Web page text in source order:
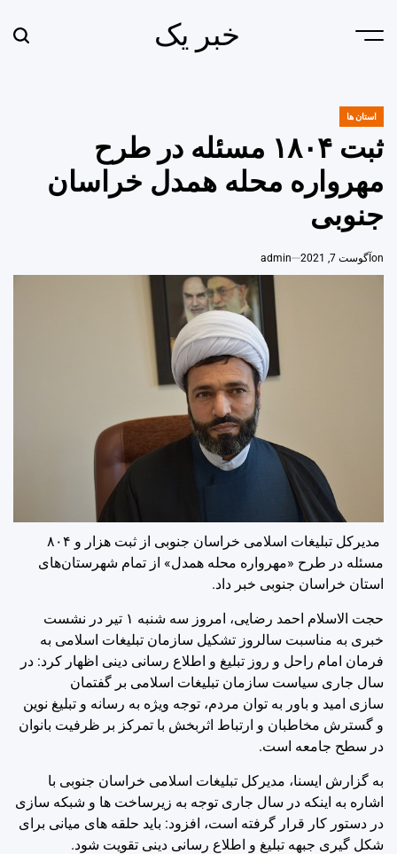
Menu خبر یک
POSTED
استان ها
ثبت ۱۸۰۴ مسئله در طرح
مهرواره محله همدل خراسان‌
جنوبی
on آگوست 7, 2021 admin
مدیرکل تبلیغات اسلامی خراسان جنوبی از ثبت هزار و ۸۰۴
مسئله در طرح «مهرواره محله همدل» از تمام شهرستان‌های
استان خراسان جنوبی خبر داد.
حجت الاسلام احمد رضایی، امروز سه شنبه ۱ تیر در نشست
خبری به مناسبت سالروز تشکیل سازمان تبلیغات اسلامی به
فرمان امام راحل و روز تبلیغ و اطلاع رسانی دینی اظهار کرد: در
سال جاری سیاست سازمان تبلیغات اسلامی بر گفتمان
سازی امید و باور به توان مردم، توجه ویژه به رسانه و تبلیغ نوین
و گسترش مخاطبان و ارتباط اثربخش با تمرکز بر ظرفیت بانوان
در سطح جامعه است.
به گزارش ایسنا، مدیرکل تبلیغات اسلامی خراسان جنوبی با
اشاره به اینکه در سال جاری توجه به زیرساخت ها و شبکه سازی
در دستور کار قرار گرفته است، افزود: باید حلقه های میانی برای
شکل گیری جبهه تبلیغ و اطلاع رسانی دینی تقویت شود.